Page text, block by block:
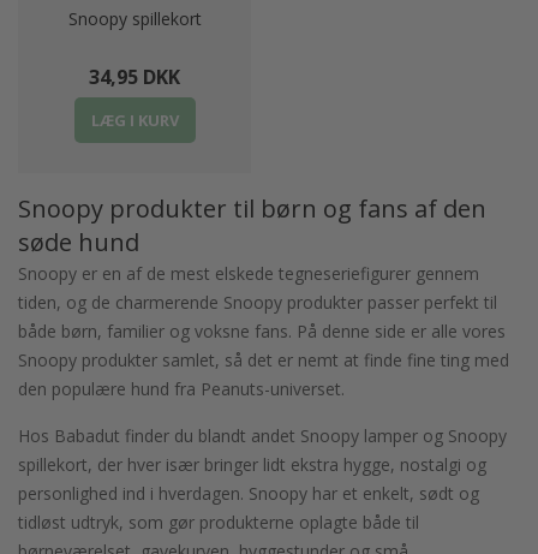
Snoopy spillekort
34,95 DKK
LÆG I KURV
Snoopy produkter til børn og fans af den
søde hund
Snoopy er en af de mest elskede tegneseriefigurer gennem
tiden, og de charmerende Snoopy produkter passer perfekt til
både børn, familier og voksne fans. På denne side er alle vores
Snoopy produkter samlet, så det er nemt at finde fine ting med
den populære hund fra Peanuts-universet.
Hos Babadut finder du blandt andet Snoopy lamper og Snoopy
spillekort, der hver især bringer lidt ekstra hygge, nostalgi og
personlighed ind i hverdagen. Snoopy har et enkelt, sødt og
tidløst udtryk, som gør produkterne oplagte både til